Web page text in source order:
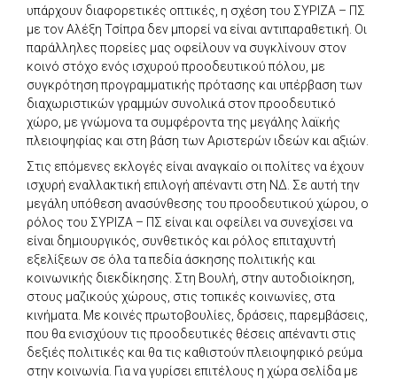
υπάρχουν διαφορετικές οπτικές, η σχέση του ΣΥΡΙΖΑ – ΠΣ
με τον Αλέξη Τσίπρα δεν μπορεί να είναι αντιπαραθετική. Οι
παράλληλες πορείες μας οφείλουν να συγκλίνουν στον
κοινό στόχο ενός ισχυρού προοδευτικού πόλου, με
συγκρότηση προγραμματικής πρότασης και υπέρβαση των
διαχωριστικών γραμμών συνολικά στον προοδευτικό
χώρο, με γνώμονα τα συμφέροντα της μεγάλης λαϊκής
πλειοψηφίας και στη βάση των Αριστερών ιδεών και αξιών.
Στις επόμενες εκλογές είναι αναγκαίο οι πολίτες να έχουν
ισχυρή εναλλακτική επιλογή απέναντι στη ΝΔ. Σε αυτή την
μεγάλη υπόθεση ανασύνθεσης του προοδευτικού χώρου, ο
ρόλος του ΣΥΡΙΖΑ – ΠΣ είναι και οφείλει να συνεχίσει να
είναι δημιουργικός, συνθετικός και ρόλος επιταχυντή
εξελίξεων σε όλα τα πεδία άσκησης πολιτικής και
κοινωνικής διεκδίκησης. Στη Βουλή, στην αυτοδιοίκηση,
στους μαζικούς χώρους, στις τοπικές κοινωνίες, στα
κινήματα. Με κοινές πρωτοβουλίες, δράσεις, παρεμβάσεις,
που θα ενισχύουν τις προοδευτικές θέσεις απέναντι στις
δεξιές πολιτικές και θα τις καθιστούν πλειοψηφικό ρεύμα
στην κοινωνία. Για να γυρίσει επιτέλους η χώρα σελίδα με